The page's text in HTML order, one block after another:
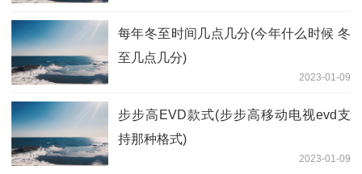
每年冬至时间几点几分(今年什么时候 冬
至几点几分)
2023-01-09
步步高EVD款式(步步高移动电视evd支
持那种格式)
2023-01-09